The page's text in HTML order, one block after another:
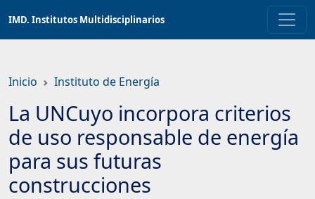
contenido
IMD. Institutos Multidisciplinarios
Inicio Instituto de Energía
La UNCuyo incorpora criterios
de uso responsable de energía
para sus futuras
construcciones